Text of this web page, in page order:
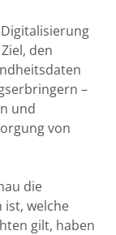
den
–
und
von
die
ist, welche
gilt, haben